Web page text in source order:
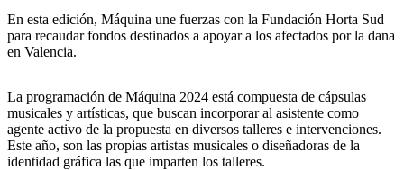
En esta edición, Máquina une fuerzas con la Fundación Horta Sud
para recaudar fondos destinados a apoyar a los afectados por la dana
en Valencia.
La programación de Máquina 2024 está compuesta de cápsulas
musicales y artísticas, que buscan incorporar al asistente como
agente activo de la propuesta en diversos talleres e intervenciones.
Este año, son las propias artistas musicales o diseñadoras de la
identidad gráfica las que imparten los talleres.